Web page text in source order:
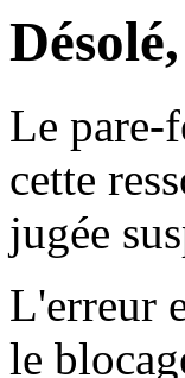
Le pare-
cette
jugée
L'erreur
le